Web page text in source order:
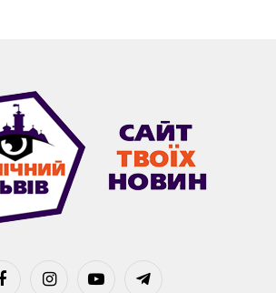
FacebookInstagramYouTubeTelegram